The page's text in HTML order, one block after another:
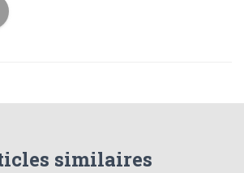
similaires